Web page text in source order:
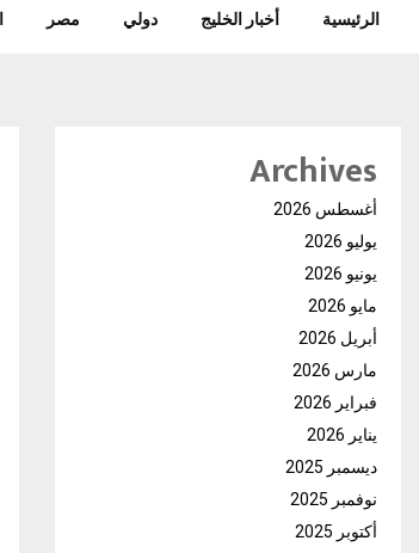
الرئيسية أخبار الخليج دولي مصر
Archives
أغسطس 2026
يوليو 2026
يونيو 2026
مايو 2026
أبريل 2026
مارس 2026
فبراير 2026
يناير 2026
ديسمبر 2025
نوفمبر 2025
أكتوبر 2025